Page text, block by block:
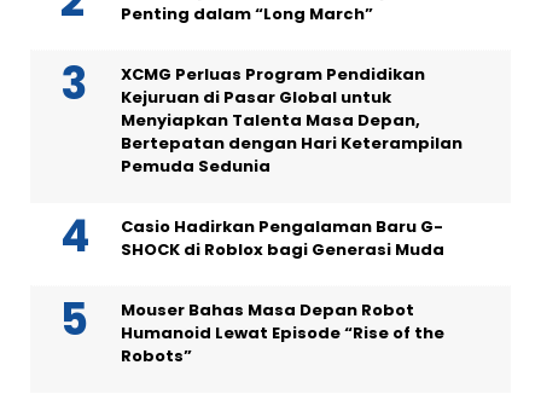
Penting dalam “Long March”
XCMG Perluas Program Pendidikan
Kejuruan di Pasar Global untuk
Menyiapkan Talenta Masa Depan,
Bertepatan dengan Hari Keterampilan
Pemuda Sedunia
Casio Hadirkan Pengalaman Baru G-
SHOCK di Roblox bagi Generasi Muda
Mouser Bahas Masa Depan Robot
Humanoid Lewat Episode “Rise of the
Robots”